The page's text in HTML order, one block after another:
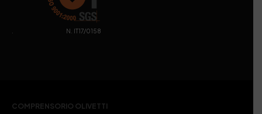
. N. IT17/0158
COMPRENSORIO OLIVETTI